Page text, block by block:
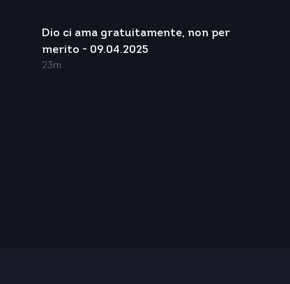
Dio ci ama gratuitamente, non per
merito - 09.04.2025
23m